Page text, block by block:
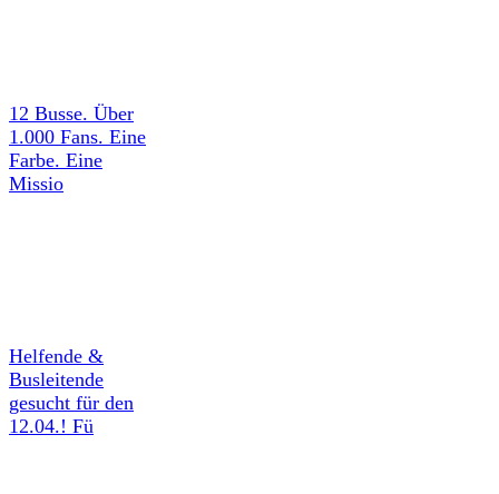
12 Busse. Über
1.000 Fans. Eine
Farbe. Eine
Missio
Helfende &
Busleitende
gesucht für den
12.04.! Fü